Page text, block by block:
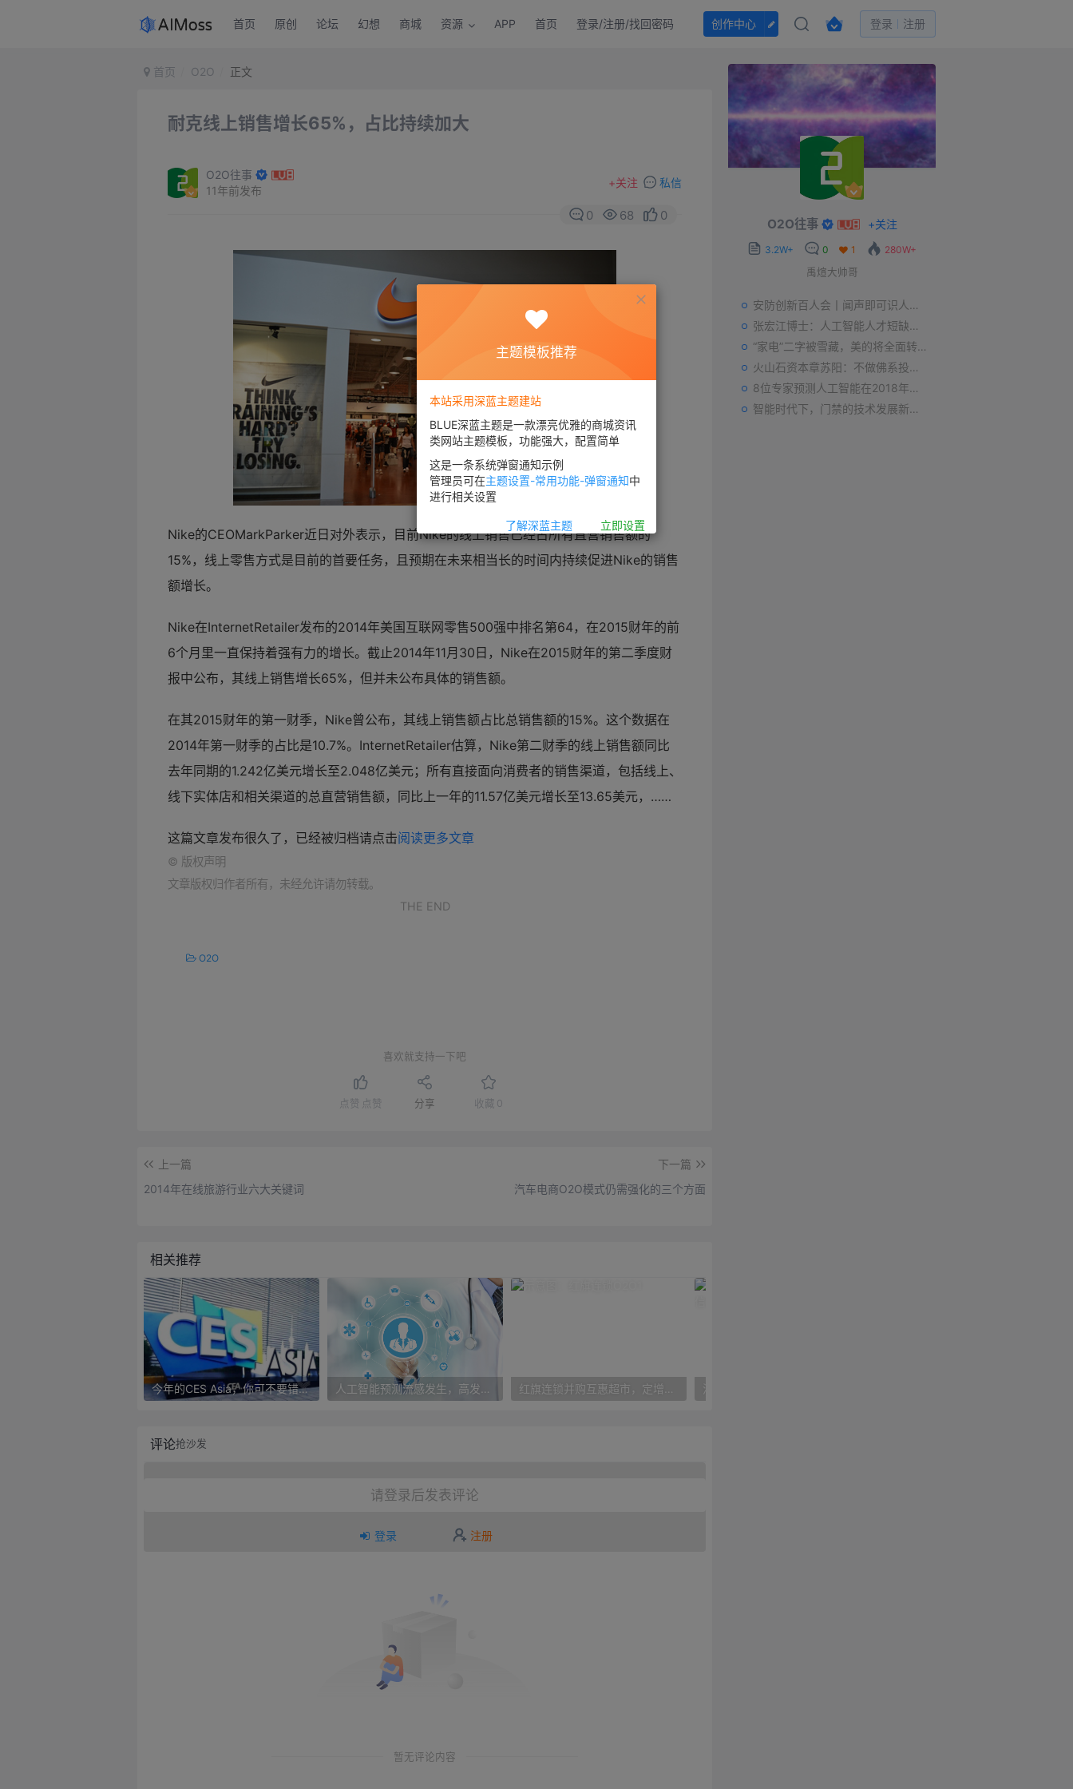
首页 原创 论坛 幻想 商城 资源 APP 首页 登录/注册/找回密码 创作中心 登录 注册
首页 O2O 正文
耐克线上销售增长65%，占比持续加大
O2O往事
11年前发布
+关注 私信
0 68 0
Nike的CEOMarkParker近日对外表示，目前Nike的线上销售已经占所有直营销售额的
15%，线上零售方式是目前的首要任务，且预期在未来相当长的时间内持续促进Nike的销售
额增长。
Nike在InternetRetailer发布的2014年美国互联网零售500强中排名第64，在2015财年的前
6个月里一直保持着强有力的增长。截止2014年11月30日，Nike在2015财年的第二季度财
报中公布，其线上销售增长65%，但并未公布具体的销售额。
在其2015财年的第一财季，Nike曾公布，其线上销售额占比总销售额的15%。这个数据在
2014年第一财季的占比是10.7%。InternetRetailer估算，Nike第二财季的线上销售额同比
去年同期的1.242亿美元增长至2.048亿美元；所有直接面向消费者的销售渠道，包括线上、
线下实体店和相关渠道的总直营销售额，同比上一年的11.57亿美元增长至13.65美元，……
这篇文章发布很久了，已经被归档请点击阅读更多文章
© 版权声明
文章版权归作者所有，未经允许请勿转载。
THE END
O2O
喜欢就支持一下吧
点赞 点赞 分享 收藏 0
上一篇
2014年在线旅游行业六大关键词
下一篇
汽车电商O2O模式仍需强化的三个方面
相关推荐
今年的CES Asia，你可不要错过这些自动驾驶看点
评论抢沙发
请登录后发表评论
登录 注册
暂无评论内容
O2O往事 +关注
3.2W+ 0 1
280W+
禹煊大帅哥
安防创新百人会丨闻声即可识人，虚拟诈骗的克星——声纹识别
张宏江博士：人工智能人才短缺是世界性问题
“家电”二字被雪藏，美的将全面转型智能制造？
火山石资本章苏阳：不做佛系投资人，为企业价值战斗到底
8位专家预测人工智能在2018年对我们的影响
智能时代下，门禁的技术发展新趋势
主题模板推荐
本站采用深蓝主题建站
BLUE深蓝主题是一款漂亮优雅的商城资讯
类网站主题模板，功能强大，配置简单
这是一条系统弹窗通知示例
管理员可在主题设置-常用功能-弹窗通知中
进行相关设置
了解深蓝主题 立即设置